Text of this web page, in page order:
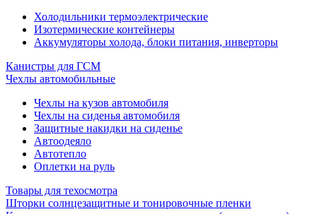
Холодильники термоэлектрические
Изотермические контейнеры
Аккумуляторы холода, блоки питания, инверторы
Канистры для ГСМ
Чехлы автомобильные
Чехлы на кузов автомобиля
Чехлы на сиденья автомобиля
Защитные накидки на сиденье
Автоодеяло
Автотепло
Оплетки на руль
Товары для техосмотра
Шторки солнцезащитные и тонировочные пленки